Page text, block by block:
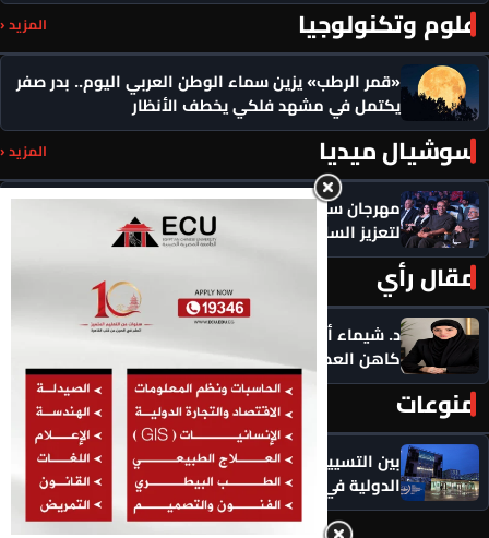
علوم وتكنولوجيا المزيد ‹
«قمر الرطب» يزين سماء الوطن العربي اليوم.. بدر صفر
يكتمل في مشهد فلكي يخطف الأنظار
سوشيال ميديا المزيد ‹
مهرجان سيمفوني للفنون يكرم رموزاً مؤثرة ويدعو
لتعزيز السلام
مقال رأي
د. شيماء أحمدين تكتب .. حين يصبح الذكاء الاصطناعي
كاهن العصر: هل نستبدل التأمل بالاستهلاك؟
منوعات المزيد ‹
بين التسييس وازدواجية المعايير.. المحكمة الجنائية
الدولية في مواجهة انتقادات عالمية متصاعدة